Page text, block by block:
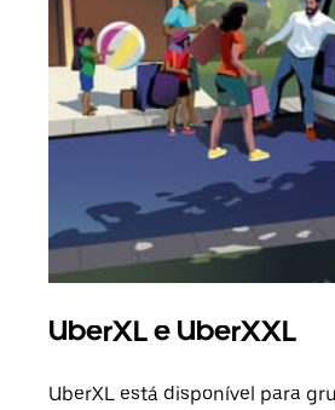
UberXL e UberXXL
UberXL está disponível para